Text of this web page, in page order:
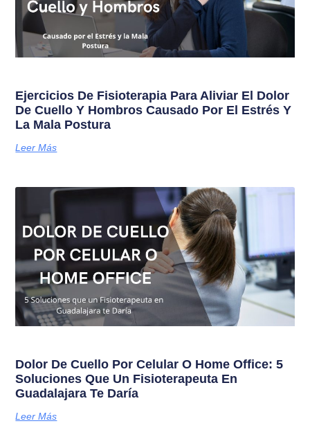
Ejercicios De Fisioterapia Para Aliviar El Dolor
De Cuello Y Hombros Causado Por El Estrés Y
La Mala Postura
Leer Más
Dolor De Cuello Por Celular O Home Office: 5
Soluciones Que Un Fisioterapeuta En
Guadalajara Te Daría
Leer Más